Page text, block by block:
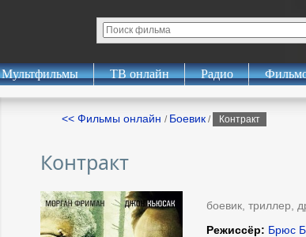
Мультфильмы ТВ онлайн Радио
<< Фильмы онлайн / Боевик / Контракт
Контракт
боевик, триллер,
Режиссёр: Брюс